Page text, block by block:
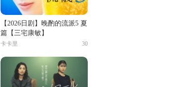
【2026日剧】晚酌的流派5 夏
篇【三宅康敏】
30
卡卡里